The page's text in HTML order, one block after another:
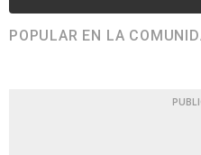
POPULAR EN LA